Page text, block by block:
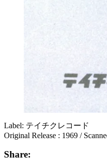
Label: テイチクレコード
Original Release : 1969 /
Share: